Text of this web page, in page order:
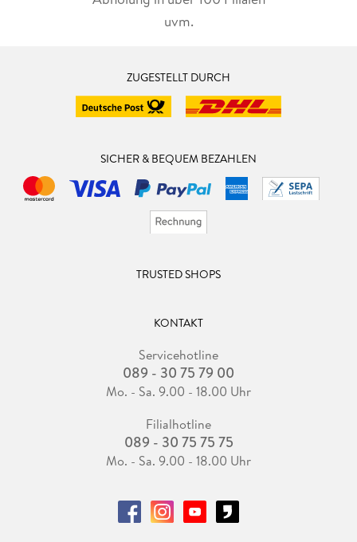
uvm.
ZUGESTELLT DURCH
SICHER & BEQUEM BEZAHLEN
TRUSTED SHOPS
KONTAKT
Servicehotline
089 - 30 75 79 00
Mo. - Sa. 9.00 - 18.00 Uhr
Filialhotline
089 - 30 75 75 75
Mo. - Sa. 9.00 - 18.00 Uhr